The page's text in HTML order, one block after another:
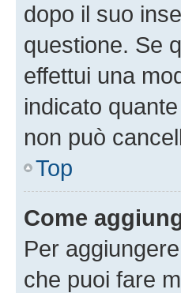
dopo il suo
questione. Se
effettui una
indicato
non può
Top
Come
Per
che puoi fare